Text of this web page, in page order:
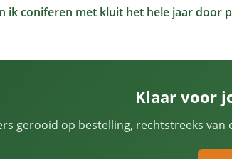
ik coniferen met kluit het hele jaar door
Klaar voor
gerooid op bestelling, rechtstreeks van